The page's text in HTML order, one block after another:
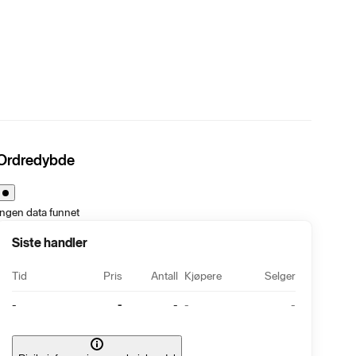
data funnet
Siste handler
Tid Pris Antall Kjøpere Selger
- - - - -